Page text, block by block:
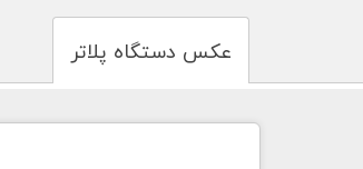
عکس دستگاه پلاتر